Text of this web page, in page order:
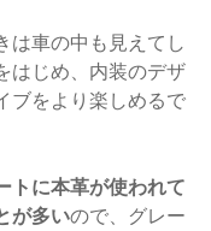
は車の中も見えてし
はじめ、内装のデザ
ブをより楽しめるで
トに本革が使われて
が多いので、グレー